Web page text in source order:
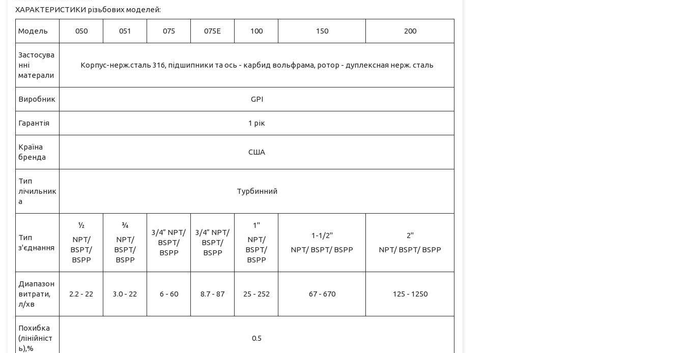
ХАРАКТЕРИСТИКИ різьбових моделей:
Модель 050 051 075 075E 100 150 200
Застосува
нні
матерали
Корпус-нерж.сталь 316, підшипники та ось - карбид вольфрама, ротор - дуплексная нерж. сталь
Виробник GPI
Гарантія 1 рік
Країна
бренда
США
Тип
лічильник
а
Турбинний
Тип
з'єднання
½
NPT/
BSPT/
BSPP
¾
NPT/
BSPT/
BSPP
3/4” NPT/
BSPT/
BSPP
3/4” NPT/
BSPT/
BSPP
1"
NPT/
BSPT/
BSPP
1-1/2"
NPT/ BSPT/ BSPP
2"
NPT/ BSPT/ BSPP
Диапазон
витрати,
л/хв
2.2 - 22 3.0 - 22 6 - 60 8.7 - 87 25 - 252 67 - 670 125 - 1250
Похибка
(лінійніст
ь),%
0.5